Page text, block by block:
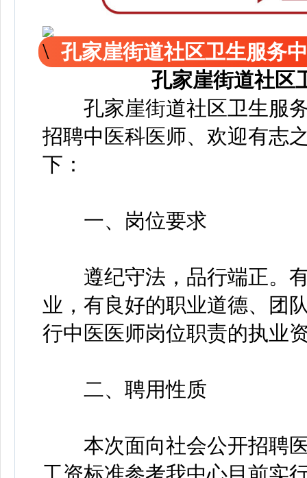
孔家崖街道社区卫生服务
孔家崖街道社区
孔家崖街道社区卫生服务
招聘中医科医师、欢迎有志
下：
一、岗位要求
遵纪守法，品行端正。有
业，有良好的职业道德、团
行中医医师岗位职责的执业
二、聘用性质
本次面向社会公开招聘医